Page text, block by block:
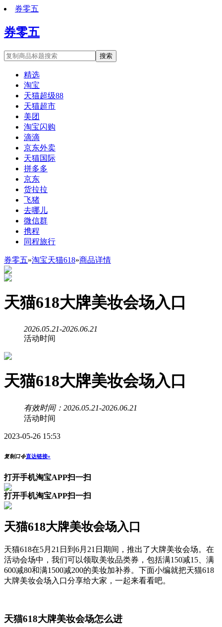
券零五
券零五
搜索
精选
淘宝
天猫超级88
天猫超市
美团
淘宝闪购
滴滴
京东外卖
天猫国际
拼多多
京东
货拉拉
飞猪
去哪儿
微信群
携程
同程旅行
券零五»淘宝天猫618»商品详情
天猫618大牌美妆会场入口
2026.05.21-2026.06.21
活动时间
天猫618大牌美妆会场入口
有效时间：2026.05.21-2026.06.21
活动时间
2023-05-26 15:53
复制口令直达链接»
打开手机淘宝APP扫一扫
打开手机淘宝APP扫一扫
天猫618大牌美妆会场入口
天猫618在5月21日到6月21日期间，推出了大牌美妆会场。在
活动会场中，我们可以领取美妆品类券，包括满150减15、满
600减80和满1500减200的美妆加补券。下面小编就把天猫618
大牌美妆会场入口分享给大家，一起来看看吧。
天猫618大牌美妆会场怎么进